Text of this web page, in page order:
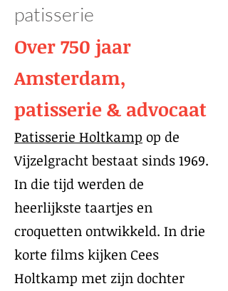
patisserie
Over 750 jaar
Amsterdam,
patisserie & advocaat
Patisserie Holtkamp op de
Vijzelgracht bestaat sinds 1969.
In die tijd werden de
heerlijkste taartjes en
croquetten ontwikkeld. In drie
korte films kijken Cees
Holtkamp met zijn dochter